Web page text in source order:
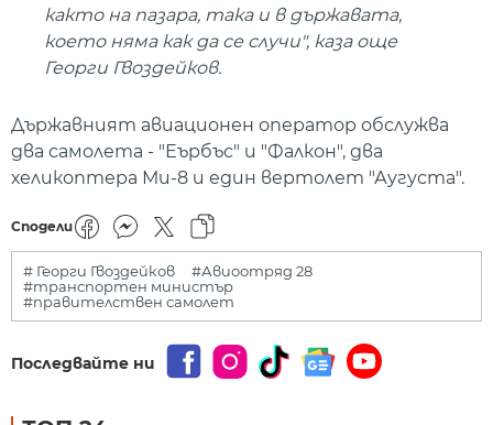
както на пазара, така и в държавата,
което няма как да се случи", каза още
Георги Гвоздейков.
Държавният авиационен оператор обслужва
два самолета - "Еърбъс" и "Фалкон", два
хеликоптера Ми-8 и един вертолет "Аугуста".
Сподели
# Георги Гвоздейков
#Авиоотряд 28
#транспортен министър
#правителствен самолет
Последвайте ни